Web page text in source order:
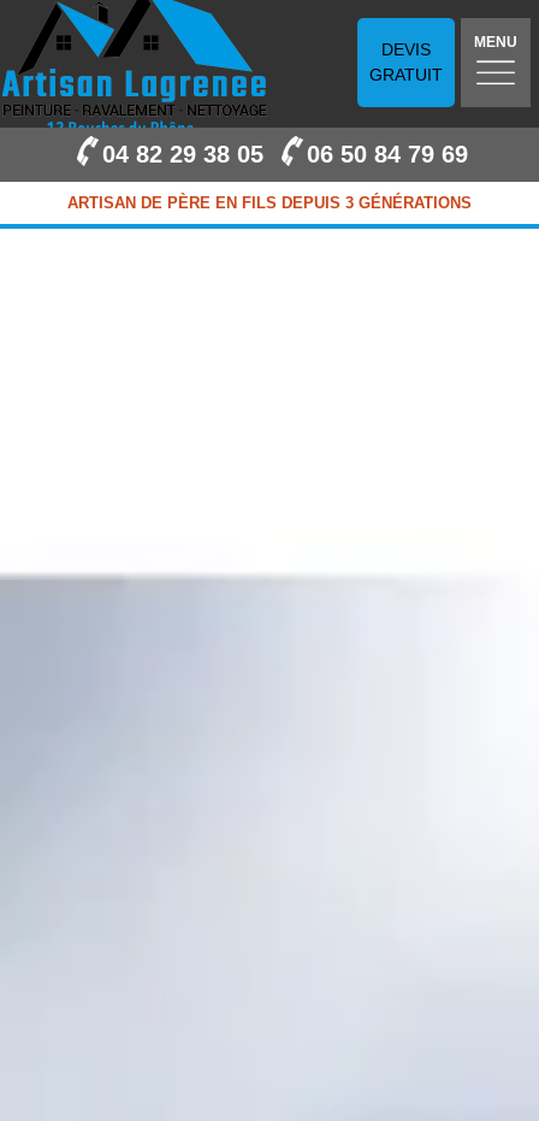
DEVIS
GRATUIT
MENU
04 82 29 38 05 06 50 84 79 69
ARTISAN DE PÈRE EN FILS DEPUIS 3 GÉNÉRATIONS